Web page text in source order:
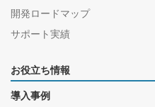
開発ロードマップ
サポート実績
お役立ち情報
導入事例